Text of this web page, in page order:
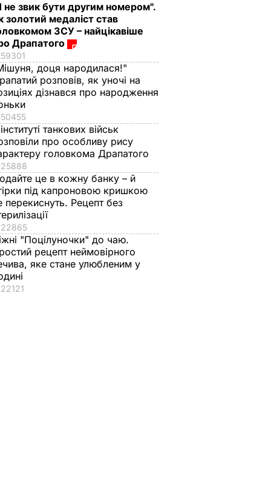
не звик бути другим номером".
золотий медаліст став
ЗСУ – найцікавіше
Драпатого
59301
доця народилася!"
розповів, як уночі на
дізнався про народження
50455
танкових військ
про особливу рису
головкома Драпатого
25888
це в кожну банку – й
під капроновою кришкою
перекиснуть. Рецепт без
22865
"Поцілуночки" до чаю.
рецепт неймовірного
яке стане улюбленим у
22121